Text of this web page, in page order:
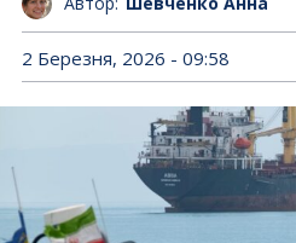
2 Березня, 2026 - 09:58